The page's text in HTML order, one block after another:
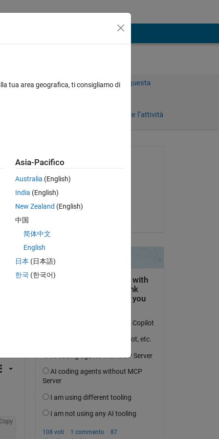
Accedi per rispondere a questa
Accedi per seguire l’attività
Copy
Richiesto:
il 9 Feb 2011
Accettato:
tua area geografica, ti consigliamo di
Asia-Pacifico
Australia (English)
India (English)
New Zealand (English)
中国
简体中文
English
日本 (日本語)
한국 (한국어)